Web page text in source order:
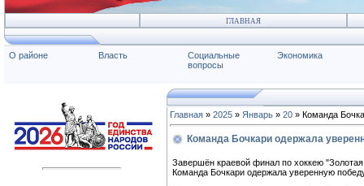
ГЛАВНАЯ
О районе Власть
Социальные
вопросы
Экономика
Главная » 2025 » Январь » 20 » Команда
Команда Бочкари одержала
Завершён краевой финал по хоккею
Команда Бочкари одержала уверенную